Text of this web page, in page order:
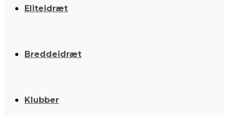
Eliteidræt
Breddeidræt
Klubber